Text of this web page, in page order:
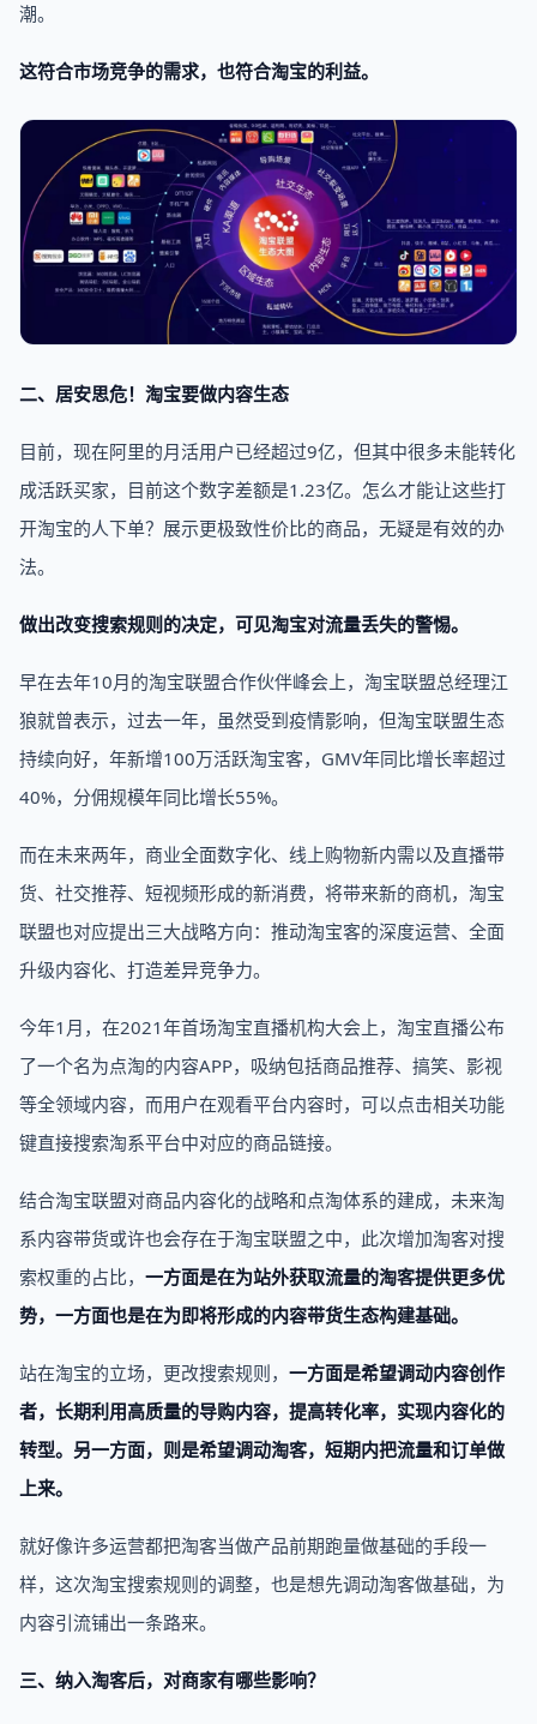
潮。
这符合市场竞争的需求，也符合淘宝的利益。
二、居安思危！淘宝要做内容生态
目前，现在阿里的月活用户已经超过9亿，但其中很多未能转化
成活跃买家，目前这个数字差额是1.23亿。怎么才能让这些打
开淘宝的人下单？展示更极致性价比的商品，无疑是有效的办
法。
做出改变搜索规则的决定，可见淘宝对流量丢失的警惕。
早在去年10月的淘宝联盟合作伙伴峰会上，淘宝联盟总经理江
狼就曾表示，过去一年，虽然受到疫情影响，但淘宝联盟生态
持续向好，年新增100万活跃淘宝客，GMV年同比增长率超过
40%，分佣规模年同比增长55%。
而在未来两年，商业全面数字化、线上购物新内需以及直播带
货、社交推荐、短视频形成的新消费，将带来新的商机，淘宝
联盟也对应提出三大战略方向：推动淘宝客的深度运营、全面
升级内容化、打造差异竞争力。
今年1月，在2021年首场淘宝直播机构大会上，淘宝直播公布
了一个名为点淘的内容APP，吸纳包括商品推荐、搞笑、影视
等全领域内容，而用户在观看平台内容时，可以点击相关功能
键直接搜索淘系平台中对应的商品链接。
结合淘宝联盟对商品内容化的战略和点淘体系的建成，未来淘
系内容带货或许也会存在于淘宝联盟之中，此次增加淘客对搜
索权重的占比， 一方面是在为站外获取流量的淘客提供更多优
势，一方面也是在为即将形成的内容带货生态构建基础。
站在淘宝的立场，更改搜索规则， 一方面是希望调动内容创作
者，长期利用高质量的导购内容，提高转化率，实现内容化的
转型。另一方面，则是希望调动淘客，短期内把流量和订单做
上来。
就好像许多运营都把淘客当做产品前期跑量做基础的手段一
样，这次淘宝搜索规则的调整，也是想先调动淘客做基础，为
内容引流铺出一条路来。
三、 纳入淘客后，对商家有哪些影响？